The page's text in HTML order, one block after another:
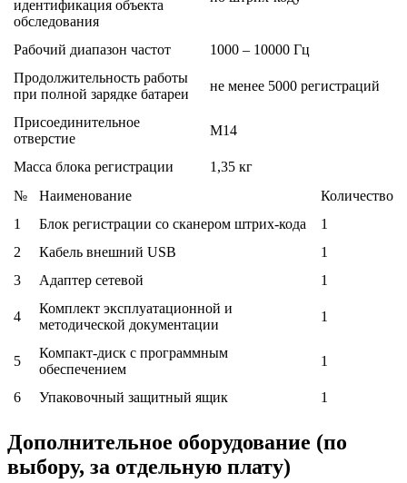
идентификация объекта
обследования
Рабочий диапазон частот
1000 – 10000 Гц
Продолжительность работы
при полной зарядке батареи
не менее 5000 регистраций
Присоединительное
отверстие
М14
Масса блока регистрации
1,35 кг
№
Наименование
Количество
1
Блок регистрации со сканером штрих-кода
1
2
Кабель внешний USB
1
3
Адаптер сетевой 1
4
Комплект эксплуатационной и
методической документации
1
5
Компакт-диск с программным
обеспечением
1
6 Упаковочный защитный ящик 1
Дополнительное оборудование (по
выбору, за отдельную плату)